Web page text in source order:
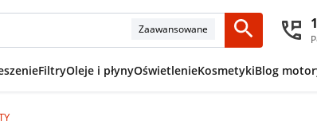
Zaawansowane
FiltryOleje i płynyOświetlenieKosmetykiBlog